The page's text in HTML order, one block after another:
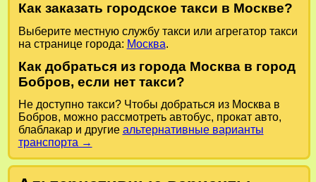
Как заказать городское такси в Москве?
Выберите местную службу такси или агрегатор такси
на странице города: Москва.
Как добраться из города Москва в город
Бобров, если нет такси?
Не доступно такси? Чтобы добраться из Москва в
Бобров, можно рассмотреть автобус, прокат авто,
блаблакар и другие альтернативные варианты
транспорта →